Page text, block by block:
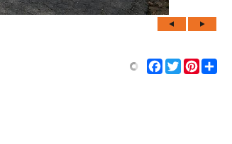
Facebook
TwitterPinterest